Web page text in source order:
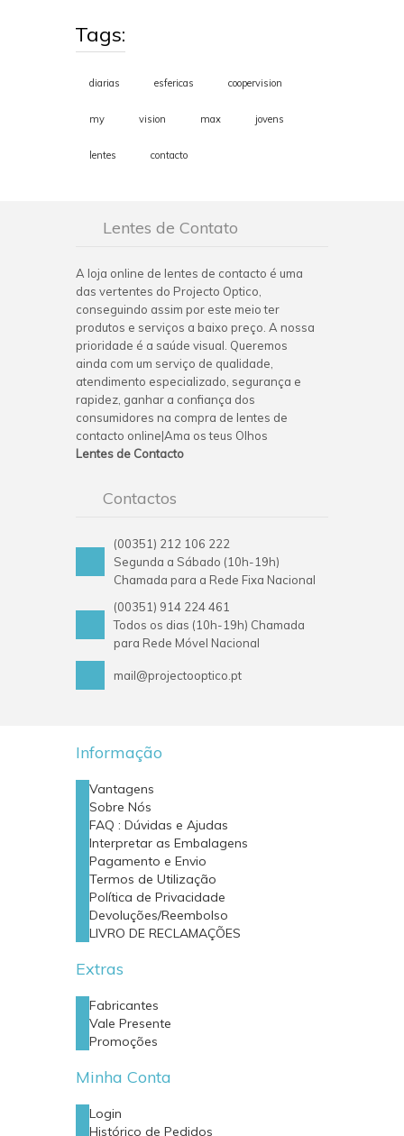
Tags:
diarias esfericas coopervision
my vision max jovens
lentes contacto
Lentes de Contato
A loja online de lentes de contacto é uma
das vertentes do Projecto Optico,
conseguindo assim por este meio ter
produtos e serviços a baixo preço. A nossa
prioridade é a saúde visual. Queremos
ainda com um serviço de qualidade,
atendimento especializado, segurança e
rapidez, ganhar a confiança dos
consumidores na compra de lentes de
contacto online|Ama os teus Olhos
Lentes de Contacto
Contactos
(00351) 212 106 222
Segunda a Sábado (10h-19h)
Chamada para a Rede Fixa Nacional
(00351) 914 224 461
Todos os dias (10h-19h) Chamada
para Rede Móvel Nacional
mail@projectooptico.pt
Informação
Vantagens
Sobre Nós
FAQ : Dúvidas e Ajudas
Interpretar as Embalagens
Pagamento e Envio
Termos de Utilização
Política de Privacidade
Devoluções/Reembolso
LIVRO DE RECLAMAÇÕES
Extras
Fabricantes
Vale Presente
Promoções
Minha Conta
Login
Histórico de Pedidos